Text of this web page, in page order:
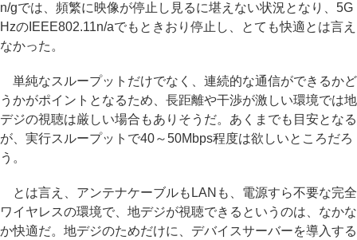
n/gでは、頻繁に映像が停止し見るに堪えない状況となり、5G
HzのIEEE802.11n/aでもときおり停止し、とても快適とは言え
なかった。
単純なスループットだけでなく、連続的な通信ができるかど
うかがポイントとなるため、長距離や干渉が激しい環境では地
デジの視聴は厳しい場合もありそうだ。あくまでも目安となる
が、実行スループットで40～50Mbps程度は欲しいところだろ
う。
とは言え、アンテナケーブルもLANも、電源すら不要な完全
ワイヤレスの環境で、地デジが視聴できるというのは、なかな
か快適だ。地デジのためだけに、デバイスサーバーを導入する